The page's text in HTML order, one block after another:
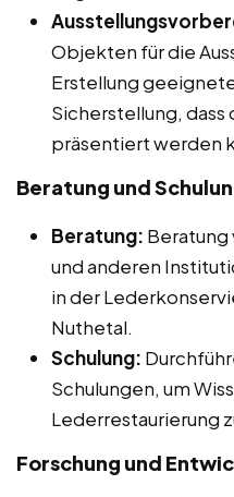
Objekten für die
Erstellung
Sicherstellung, dass
präsentiert werden
Beratung und
Beratung: Beratung
und anderen
in der
Nuthetal.
Schulung:
Schulungen, um
Lederrestaurierung
Forschung und